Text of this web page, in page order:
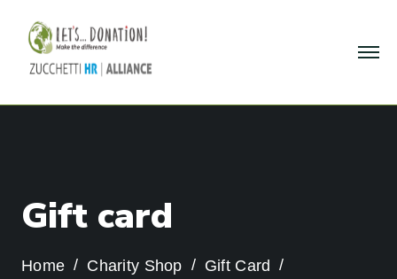
Gift card
Home Charity Shop
Gift Card